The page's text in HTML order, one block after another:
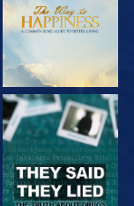
ΠΑΡΑΚΟΛΟΥΘΗΣΤΕ